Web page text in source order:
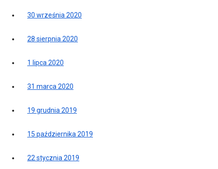
30 września 2020
28 sierpnia 2020
1 lipca 2020
31 marca 2020
19 grudnia 2019
15 października 2019
22 stycznia 2019